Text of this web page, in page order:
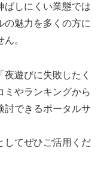
ばしにくい業態では
の魅力を多くの方に
。
夜遊びに失敗したく
ミやランキングから
討できるポータルサ
してぜひご活用くだ